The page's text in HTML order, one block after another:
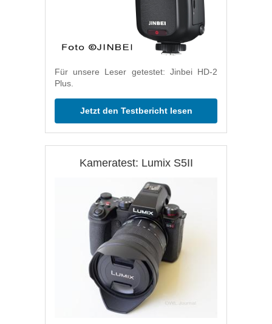
Für unsere Leser getestet: Jinbei HD-2
Plus.
Jetzt den Testbericht lesen
Kameratest: Lumix S5II